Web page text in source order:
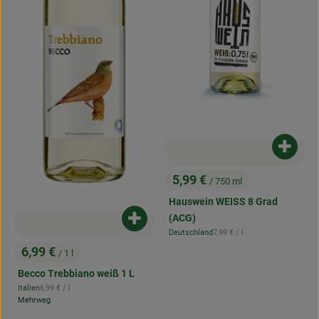
, Preis:
6,99 € / 1 l
Becco Trebbiano weiß 1 L
, Herkunft:
Italien, Referenzpreis:
6,99 € / l
Mehrweg
Produkt zum Warenkorb hinzufügen
, Preis:
5,99 € / 750 ml
Hauswein WEISS 8 Grad
(ACG)
, Herkunft:
Deutschland, Referenzpreis:
7,99 € / l